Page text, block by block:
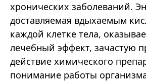
хронических заболеваний.
доставляемая вдыхаемым
каждой клетке тела,
лечебный эффект, зачастую
действие химического
понимание работы